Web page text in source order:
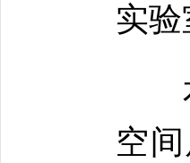
实
本
空